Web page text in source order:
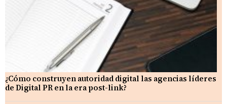
¿Cómo construyen autoridad digital las agencias líderes
de Digital PR en la era post-link?